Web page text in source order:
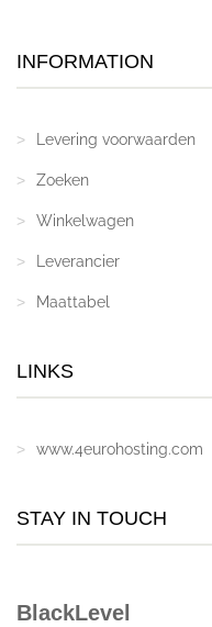
INFORMATION
Levering voorwaarden
Zoeken
Winkelwagen
Leverancier
Maattabel
LINKS
www.4eurohosting.com
STAY IN TOUCH
BlackLevel